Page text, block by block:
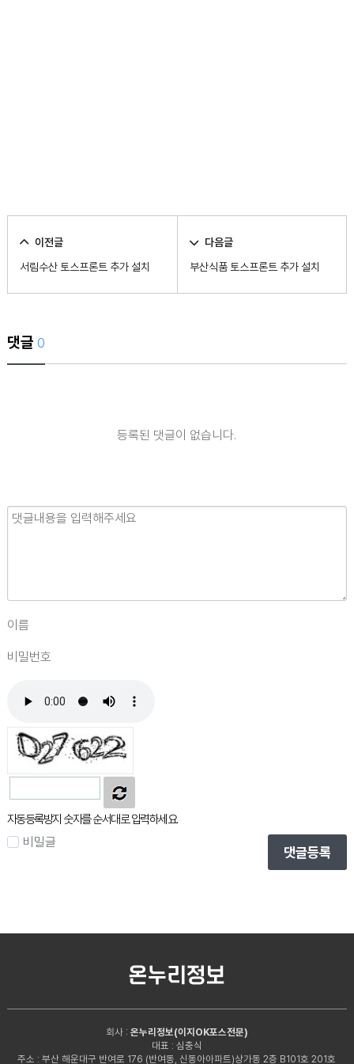
이전글
서림수산 토스프론트 추가 설치
다음글
부산식품 토스프론트 추가 설치
댓글 0
등록된 댓글이 없습니다.
자동등록방지 숫자를 순서대로 입력하세요.
비밀글
댓글등록
회사 : 온누리정보(이지OK포스전문)
대표 : 심충식
주소 : 부산 해운대구 반여로 176 (반여동, 신동아아파트)상가동 2층 B101호 201호